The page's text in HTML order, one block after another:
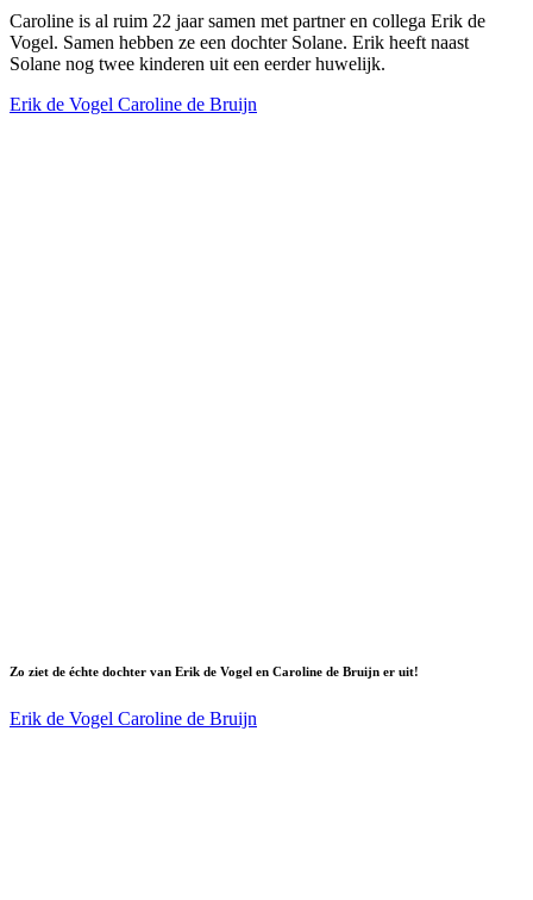
Caroline is al ruim 22 jaar samen met partner en collega Erik de
Vogel. Samen hebben ze een dochter Solane. Erik heeft naast
Solane nog twee kinderen uit een eerder huwelijk.
Erik de Vogel Caroline de Bruijn
Zo ziet de échte dochter van Erik de Vogel en Caroline de Bruijn er uit!
Erik de Vogel Caroline de Bruijn